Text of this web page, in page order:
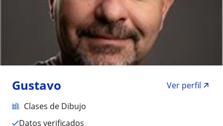
Gustavo
Ver perfil
Clases de Dibujo
Datos verificados